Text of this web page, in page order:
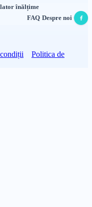
înălțime
FAQ·Despre noi ·
Politica de